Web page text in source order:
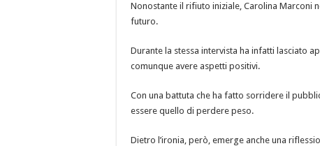
Nonostante il rifiuto iniziale, Carolina Marconi
futuro.
Durante la stessa intervista ha infatti lasciato
comunque avere aspetti positivi.
Con una battuta che ha fatto sorridere il
essere quello di perdere peso.
Dietro l’ironia, però, emerge anche una